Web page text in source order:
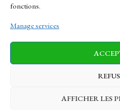
fonctions.
Manage services
AFFICHER LES
News Finance-
Business Tech Health
© 1997-2026 -